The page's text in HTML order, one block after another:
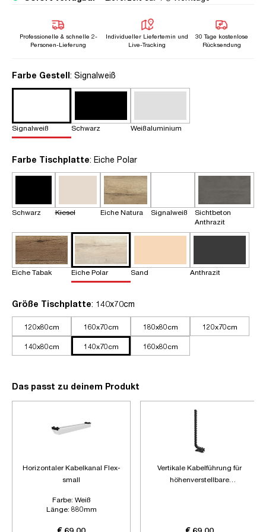
Professionelle & schnelle 2-
Personen-Lieferung
Individueller Liefertemin und
Live-Tracking
30 Tage kostenlose
Rücksendung
Farbe Gestellauswählen
: Signalweiß
Signalweiß Schwarz Weißaluminium
Farbe Tischplatteauswählen
: Eiche Polar
Schwarz Kiesel Eiche Natura Signalweiß
Sichtbeton
Anthrazit
Eiche Tabak Eiche Polar Sand Anthrazit
Größe Tischplatteauswählen
: 140x70cm
120x80cm 160x70cm 180x80cm 120x70cm
140x80cm 140x70cm 160x80cm
Das passt zu deinem Produkt
Horizontaler Kabelkanal Flex-
small
Farbe: Weiß
Länge: 880mm
Vertikale Kabelführung für
höhenverstellbare